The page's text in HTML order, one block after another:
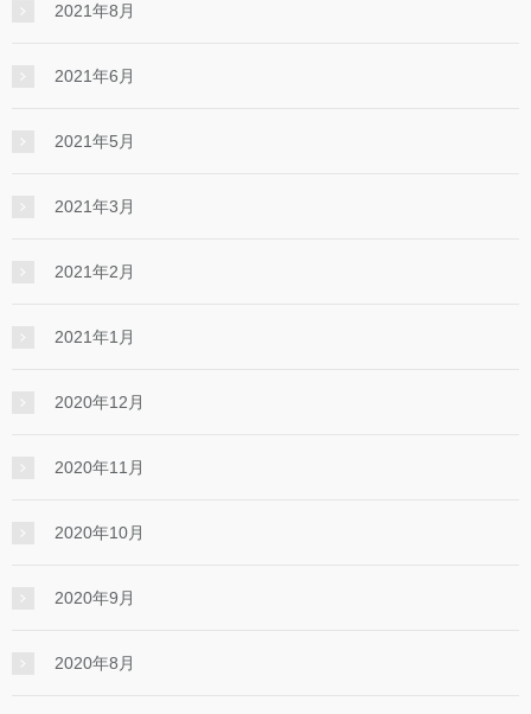
2021年8月
2021年6月
2021年5月
2021年3月
2021年2月
2021年1月
2020年12月
2020年11月
2020年10月
2020年9月
2020年8月